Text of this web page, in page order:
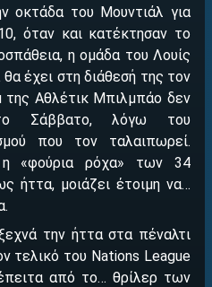
οκτάδα του Μουντιάλ για
όταν και κατέκτησαν το
η ομάδα του Λουίς
έχει στη διάθεσή της τον
της Αθλέτικ Μπιλμπάο δεν
Σάββατο, λόγω του
που τον ταλαιπωρεί.
«φούρια ρόχα» των 34
ήττα, μοιάζει έτοιμη να…
την ήττα στα πέναλτι
τελικό του Nations League
από το… θρίλερ των